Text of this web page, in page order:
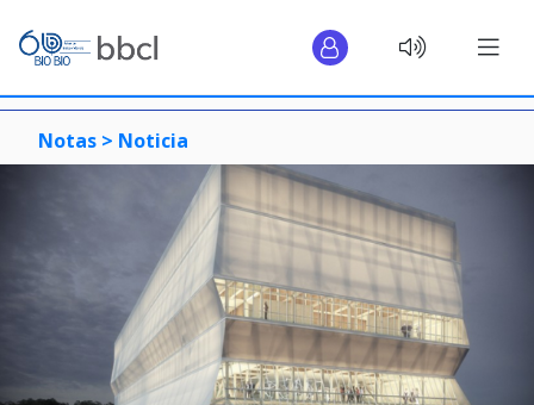
Notas > Noticia